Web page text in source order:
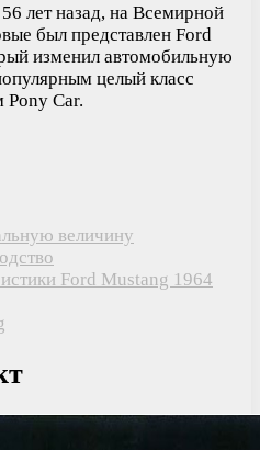
лет назад, на Всемирной
был представлен Ford
изменил автомобильную
целый класс
Pony Car.
величину
Ford Mustang 1964